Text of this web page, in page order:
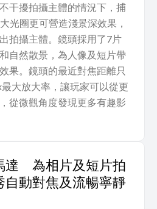
干擾拍攝主體的情況下，捕
光圈更可營造淺景深效果，
拍攝主體。鏡頭採用了7片
自然散景，為人像及短片帶
果。鏡頭的最近對焦距離只
大放大率，讓玩家可以從更
從微觀角度發現更多有趣影
達 為相片及短片拍
動對焦及流暢寧靜